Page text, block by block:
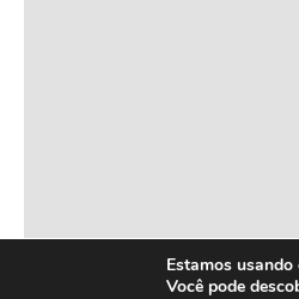
Estamos
Você pode